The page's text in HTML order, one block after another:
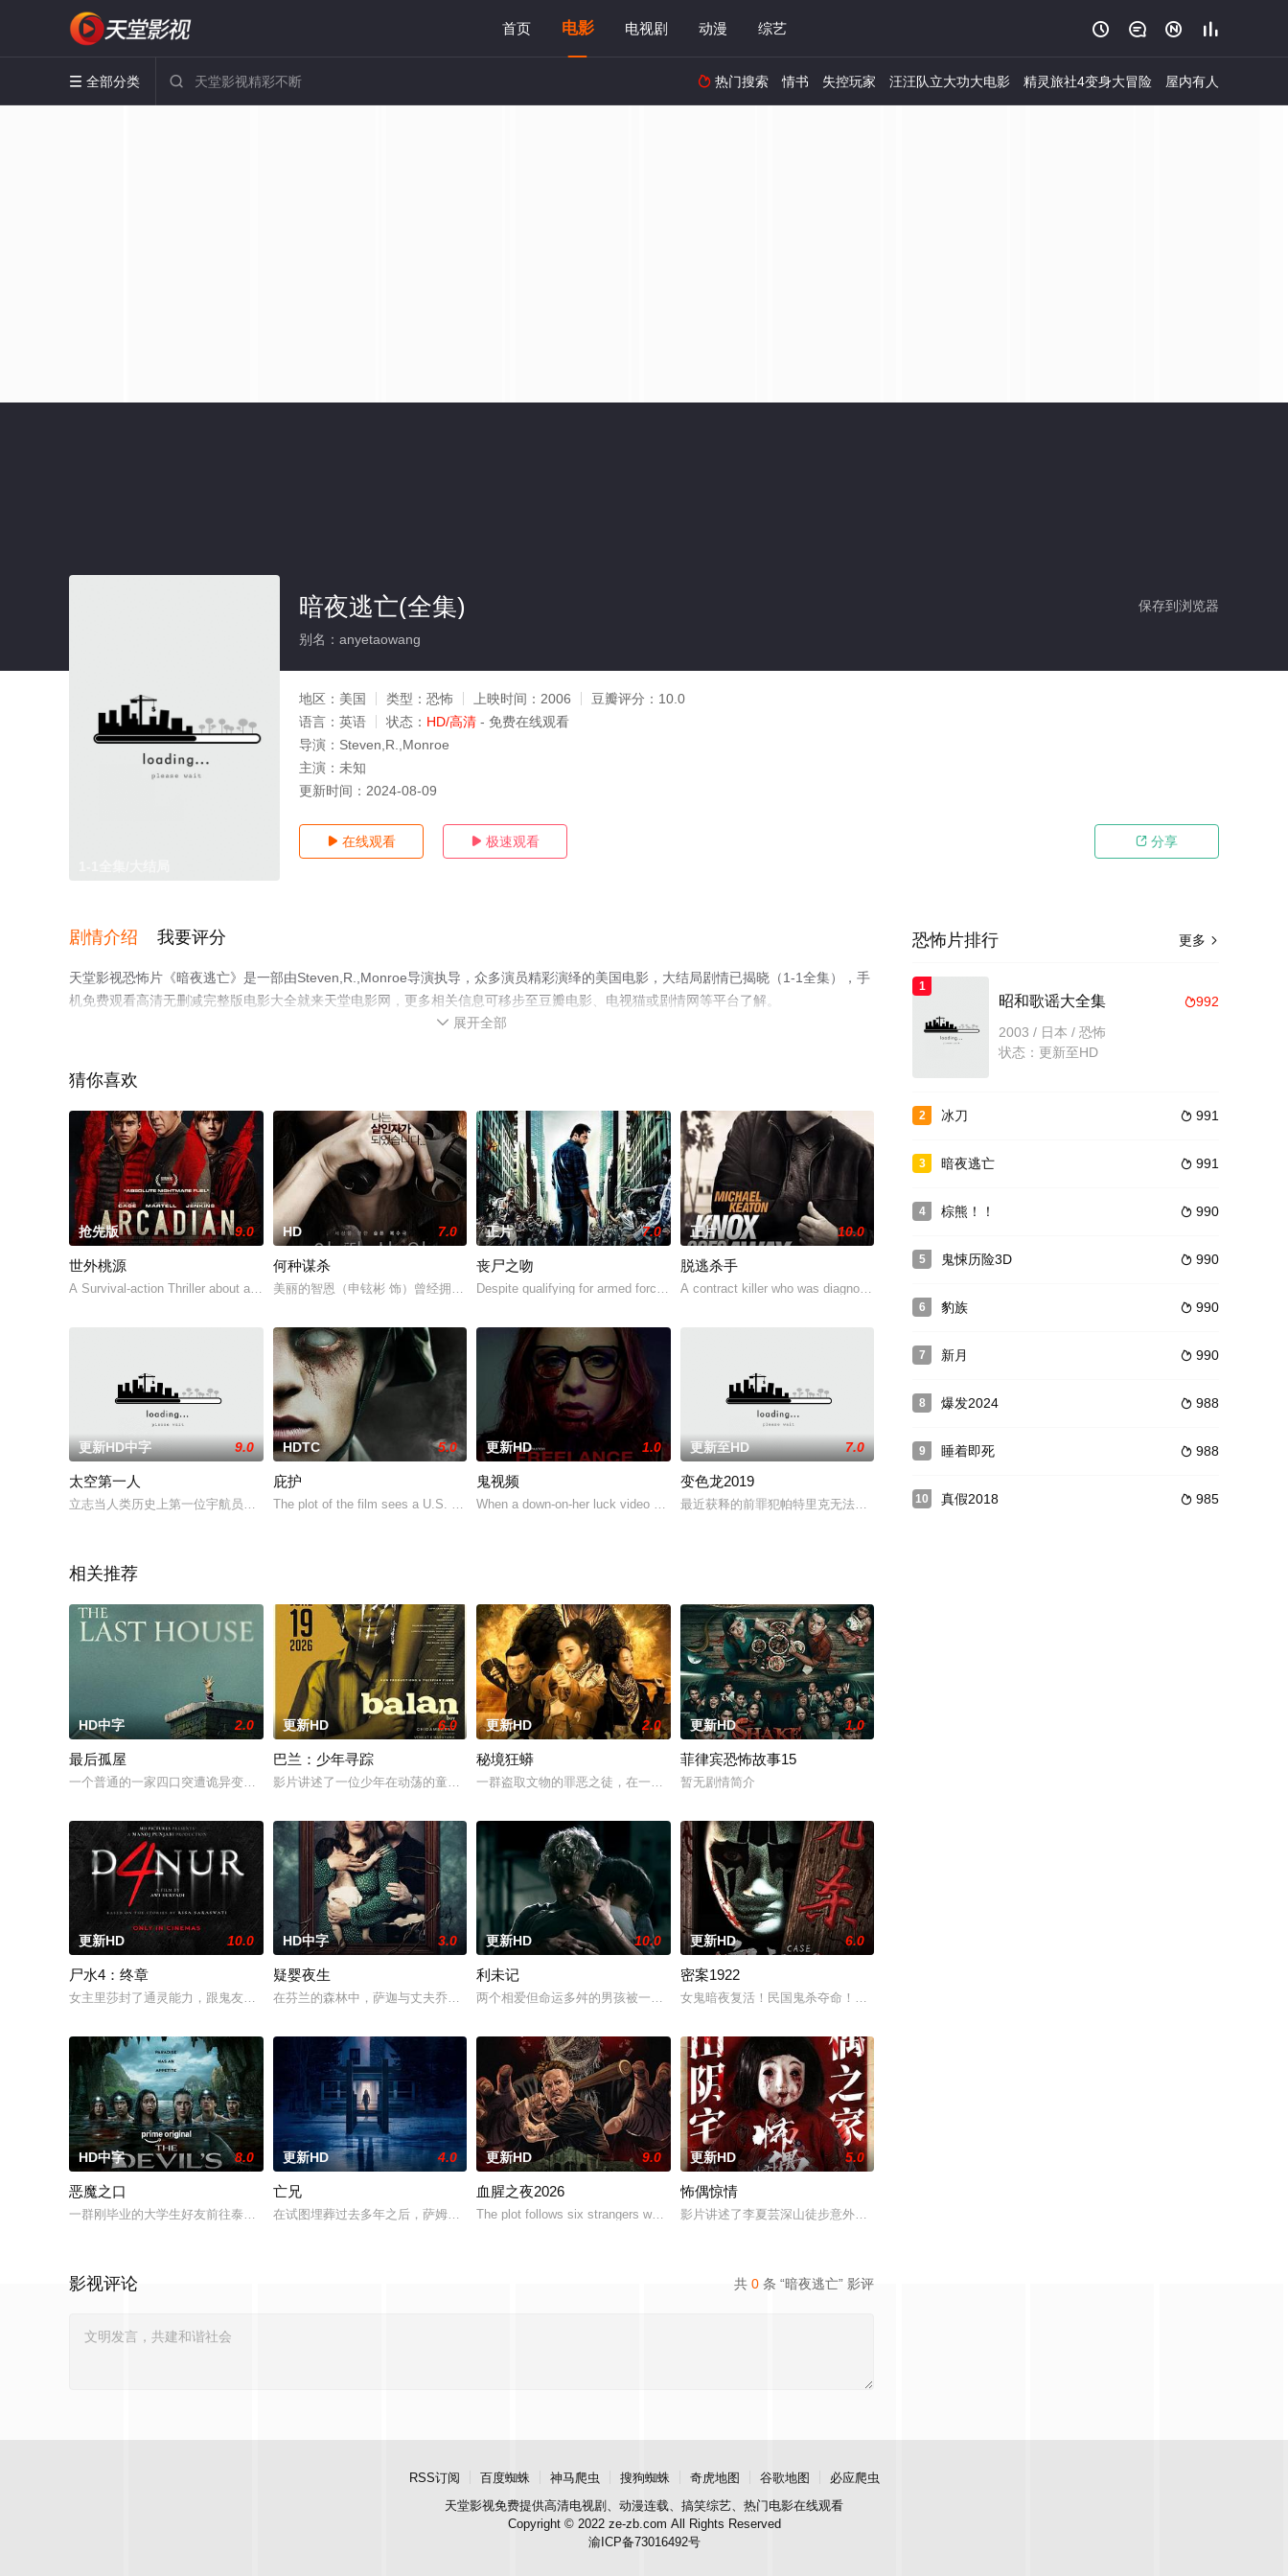
首页 电影 电视剧 动漫 综艺    
 全部分类   热门搜索 情书 失控玩家 汪汪队立大功大电影 精灵旅社4变身大冒险 屋内有人
保存到浏览器
暗夜逃亡(全集)
别名：anyetaowang
地区： 美国 类型： 恐怖 上映时间： 2006 豆瓣评分： 10.0
语言： 英语 状态： HD/高清 - 免费在线观看
导演： Steven,R.,Monroe
主演： 未知
更新时间： 2024-08-09
 在线观看  极速观看  分享
剧情介绍 我要评分
天堂影视恐怖片《暗夜逃亡》是一部由Steven,R.,Monroe导演执导，众多演员精彩演绎的美国电影，大结局剧情已揭晓（1-1全集），手
机免费观看高清无删减完整版电影大全就来天堂电影网，更多相关信息可移步至豆瓣电影、电视猫或剧情网等平台了解。
 展开全部
猜你喜欢
抢先版 9.0
世外桃源
A Survival-action Thriller about a Father and his twin sons trying to surviv
HD 7.0
何种谋杀
美丽的智恩（申铉彬 饰）曾经拥有美好的生活和光明的未来，谁知一场车祸夺去了父母的姓名，而她也因为这场事故无法完成学业，远离了射击比赛冠军的殊荣，甚至落下
正片 7.0
丧尸之吻
Despite qualifying for armed force, Karthik ('Jayam ' Ravi) prefers to be a
正片 10.0
脱逃杀手
A contract killer who was diagnosed with a fast-moving form of dementia has
更新HD中字 9.0
太空第一人
立志当人类历史上第一位宇航员的丹•米尔顿•普雷斯科特（比尔•艾德华斯 Bill Edwards 饰）驾驶代号Y-12的宇宙飞船前往太空，在进入外太空的一
HDTC 5.0
庇护
The plot of the film sees a U.S. military veteran — Sergeant Rick Pedroni —
更新HD 1.0
鬼视频
When a down-on-her luck video editor takes on a mysterious, well-paying job
更新至HD 7.0
变色龙2019
最近获释的前罪犯帕特里克无法找到出人头地的合法机会，当他在监狱期间受到多尔夫的保护时，难以捉摸
相关推荐
HD中字 2.0
最后孤屋
一个普通的一家四口突遭诡异变故，被困在自家房屋中超过 1000 天无法出门。在资源消耗殆尽与未知神秘威胁的双重逼迫下，一家人必须想方设法联手求生，打破这
更新HD 6.0
巴兰：少年寻踪
影片讲述了一位少年在动荡的童年中长大，母亲又突然失踪后，他踏上了寻母之旅。这不仅是对母亲下落的追寻，更是他探寻身世真相、寻求内心释怀的过程。
更新HD 2.0
秘境狂蟒
一群盗取文物的罪恶之徒，在一次盗宝途中遇到神秘事件集体神秘消失。20年后寻宝队成员周西川和周嫣然、乐明为寻找神秘宝藏归还国家深入古
更新HD 1.0
菲律宾恐怖故事15
暂无剧情简介
更新HD 10.0
尸水4：终章
女主里莎封了通灵能力，跟鬼友断联多年，就想安安稳稳陪妹妹结婚。结果妹妹在老剧院求婚后直接被邪灵缠上，整个人性情大变，怪事接二连三炸出来。里莎没得选，只能
HD中字 3.0
疑婴夜生
在芬兰的森林中，萨迦与丈夫乔恩迎来了为人父母的新篇章。然而萨迦的喜悦被一股令人发寒的疑惧笼罩——她对新生儿产生了不为人知的猜疑，而乔恩对此一无所知。随着
更新HD 10.0
利未记
两个相爱但命运多舛的男孩被一个暴力的存在所纠缠，这个存在会以他们最想要的那个人——也就是彼此——的样子出现。
更新HD 6.0
密案1922
女鬼暗夜复活！民国鬼杀夺命！白米埋尸噬魂杀，鬼刃穿腹斩灵杀，女鬼点名要命！一幕幕“连环鬼杀”怵目惊
HD中字 8.0
恶魔之口
一群刚毕业的大学生好友前往泰国海岸，开启步入社会前的最后一场冒险，慕名报名了名为 “恶魔之口” 的偏远洞穴潜水游览。此前的反常风暴将海洋生物冲入封闭洞穴
更新HD 4.0
亡兄
在试图埋葬过去多年之后，萨姆被迫回到了她空荡荡的童年故居，因为她得知了哥哥马修神秘死亡的消息。萨姆与她体贴的丈夫布雷迪、关系疏远的兄弟诺兰以及他们的同父
更新HD 9.0
血腥之夜2026
The plot follows six strangers who enter a cash-prize endurance challenge at
更新HD 5.0
怖偶惊情
影片讲述了李夏芸深山徒步意外坠崖后闯入隐秘古宅求救，得男主人石桥留宿，却陷入更恐怖的诡异事件，
共 0 条 “暗夜逃亡” 影评
影视评论
更多 
恐怖片排行
1
992
昭和歌谣大全集
2003 / 日本 / 恐怖
状态：更新至HD
2  991
冰刀
3  991
暗夜逃亡
4  990
棕熊！！
5  990
鬼悚历险3D
6  990
豹族
7  990
新月
8  988
爆发2024
9  988
睡着即死
10  985
真假2018
RSS订阅 百度蜘蛛 神马爬虫 搜狗蜘蛛 奇虎地图 谷歌地图
必应爬虫
天堂影视免费提供高清电视剧、动漫连载、搞笑综艺、热门电影在线观看
Copyright © 2022 ze-zb.com All Rights Reserved
渝ICP备73016492号